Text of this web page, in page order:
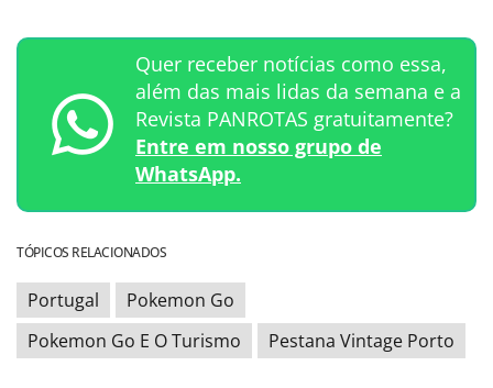
Quer receber notícias como essa,
além das mais lidas da semana e a
Revista PANROTAS gratuitamente?
Entre em nosso grupo de
WhatsApp.
TÓPICOS RELACIONADOS
Portugal
Pokemon Go
Pokemon Go E O Turismo
Pestana Vintage Porto